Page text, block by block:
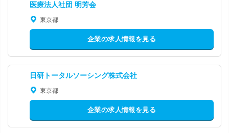
医療法人社団 明芳会
東京都
企業の求人情報を見る
日研トータルソーシング株式会社
東京都
企業の求人情報を見る